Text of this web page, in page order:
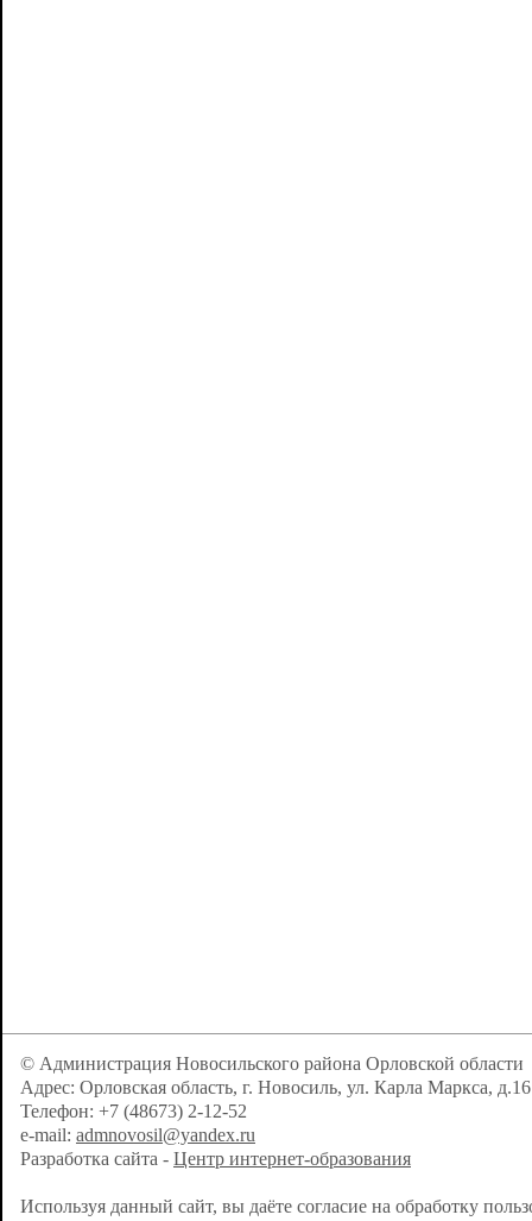
© Администрация Новосильского района Орловской области
Адрес: Орловская область, г. Новосиль, ул. Карла Маркса, д.16
Телефон: +7 (48673) 2-12-52
e-mail: admnovosil@yandex.ru
Разработка сайта - Центр интернет-образования
Используя данный сайт, вы даёте согласие на обработку